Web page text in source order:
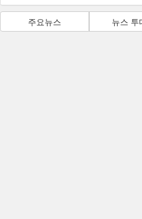
주요뉴스 뉴스 투